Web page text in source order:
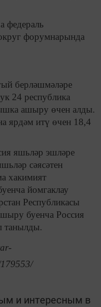
федераль
форумнарында
берләшмәләре
24 республика
ашыру өчен алды.
ярдәм итү өчен 18,4
яшьләр эшләре
сәясәтен
хакимият
йомгаклау
Республикасы
буенча Россия
танылды.
и интересным в